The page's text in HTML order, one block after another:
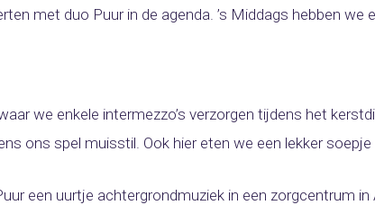
met duo Puur in de agenda. ’s Middags hebben we
we enkele intermezzo’s verzorgen tijdens het
ons spel muisstil. Ook hier eten we een lekker
een uurtje achtergrondmuziek in een zorgcentrum